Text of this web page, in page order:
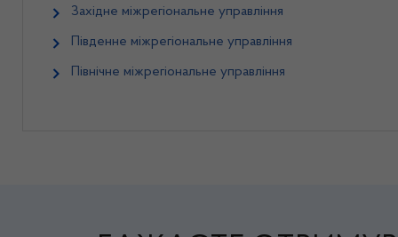
Західне міжрегіональне управління
Південне міжрегіональне управління
Північне міжрегіональне управління